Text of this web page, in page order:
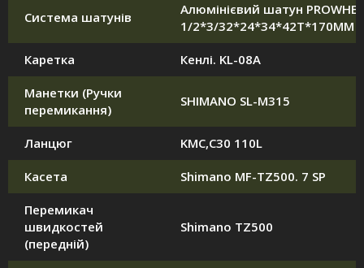
Система шатунів
Алюмінієвий шатун
1/2*3/32*24*34*42T*170MM
Каретка Кенлі. KL-08A
Манетки (Ручки
перемикання)
SHIMANO SL-M315
Ланцюг KMC,C30 110L
Касета Shimano MF-TZ500. 7 SP
Перемикач
швидкостей
(передній)
Shimano TZ500